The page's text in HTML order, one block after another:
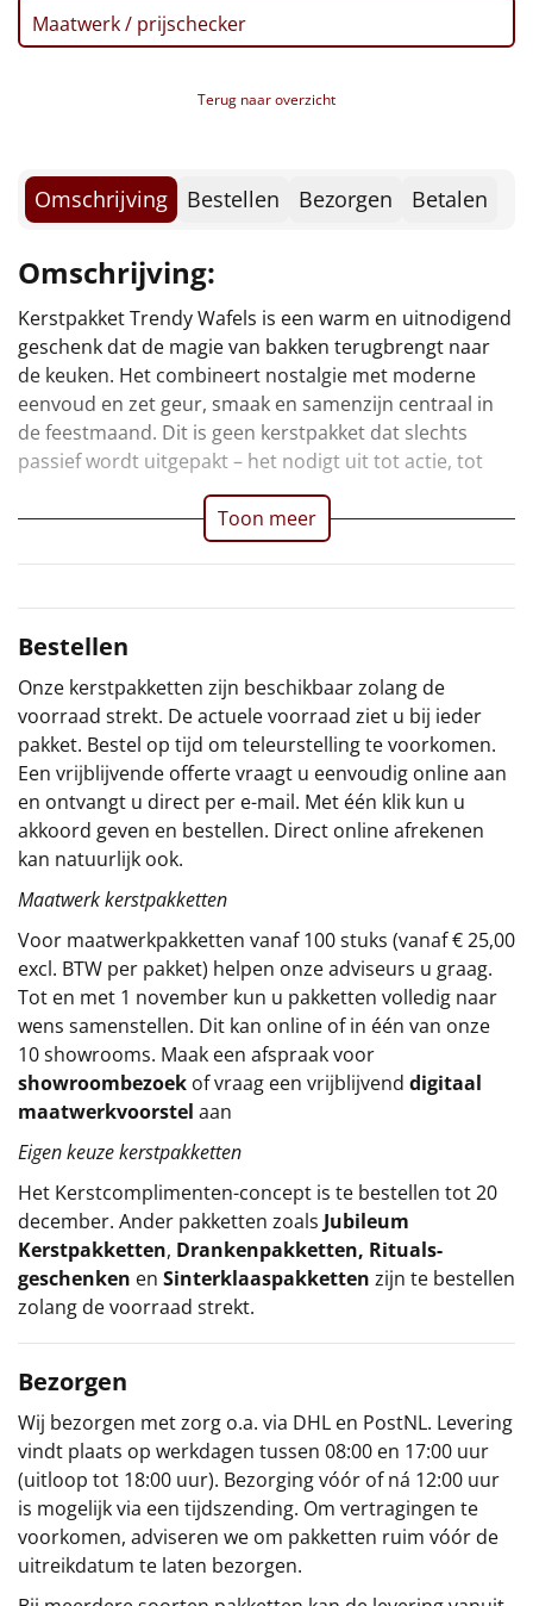
Borrelplank
Noodradio NIEUW
Alle artikelen
Overige
Ideeën
Personeel
Doe het zelf
Particulier
Kerstgeschenken 2026
Relatiegeschenken
Cadeaubon
Per stuk
Alle overige
Maatwerk / prijschecker
Terug naar overzicht
Omschrijving Bestellen Bezorgen Betalen
Omschrijving:
Kerstpakket Trendy Wafels is een warm en uitnodigend
geschenk dat de magie van bakken terugbrengt naar
de keuken. Het combineert nostalgie met moderne
eenvoud en zet geur, smaak en samenzijn centraal in
de feestmaand. Dit is geen kerstpakket dat slechts
passief wordt uitgepakt – het nodigt uit tot actie, tot
samen iets maken, proeven en delen. Of het nu een
spontane zondagochtend is of een geplande middag
met het gezin: dit pakket maakt van elk moment iets
Toon meer
Bestellen
Onze kerstpakketten zijn beschikbaar zolang de
voorraad strekt. De actuele voorraad ziet u bij ieder
pakket. Bestel op tijd om teleurstelling te voorkomen.
Een vrijblijvende offerte vraagt u eenvoudig online aan
en ontvangt u direct per e-mail. Met één klik kun u
akkoord geven en bestellen. Direct online afrekenen
kan natuurlijk ook.
Maatwerk kerstpakketten
Voor maatwerkpakketten vanaf 100 stuks (vanaf € 25,00
excl. BTW per pakket) helpen onze adviseurs u graag.
Tot en met 1 november kun u pakketten volledig naar
wens samenstellen. Dit kan online of in één van onze
10 showrooms. Maak een afspraak voor
showroombezoek of vraag een vrijblijvend digitaal
maatwerkvoorstel aan
Eigen keuze kerstpakketten
Het Kerstcomplimenten-concept is te bestellen tot 20
december. Ander pakketten zoals Jubileum
Kerstpakketten, Drankenpakketten, Rituals-
geschenken en Sinterklaaspakketten zijn te bestellen
zolang de voorraad strekt.
Bezorgen
Wij bezorgen met zorg o.a. via DHL en PostNL. Levering
vindt plaats op werkdagen tussen 08:00 en 17:00 uur
(uitloop tot 18:00 uur). Bezorging vóór of ná 12:00 uur
is mogelijk via een tijdszending. Om vertragingen te
voorkomen, adviseren we om pakketten ruim vóór de
uitreikdatum te laten bezorgen.